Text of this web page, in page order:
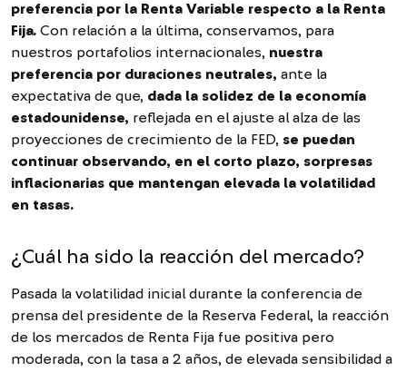
preferencia por la Renta Variable respecto a la Renta
Fija. Con relación a la última, conservamos, para
nuestros portafolios internacionales, nuestra
preferencia por duraciones neutrales, ante la
expectativa de que, dada la solidez de la economía
estadounidense, reflejada en el ajuste al alza de las
proyecciones de crecimiento de la FED, se puedan
continuar observando, en el corto plazo, sorpresas
inflacionarias que mantengan elevada la volatilidad
en tasas.
¿Cuál ha sido la reacción del mercado?
Pasada la volatilidad inicial durante la conferencia de
prensa del presidente de la Reserva Federal, la reacción
de los mercados de Renta Fija fue positiva pero
moderada, con la tasa a 2 años, de elevada sensibilidad a